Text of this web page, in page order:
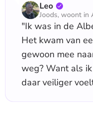
Leo
Joods, woont in
"Ik was in de
Het kwam van
gewoon mee
weg? Want als
daar veiliger